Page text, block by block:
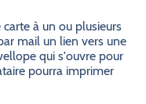
à un ou plusieurs
mail un lien vers une
qui s'ouvre pour
pourra imprimer